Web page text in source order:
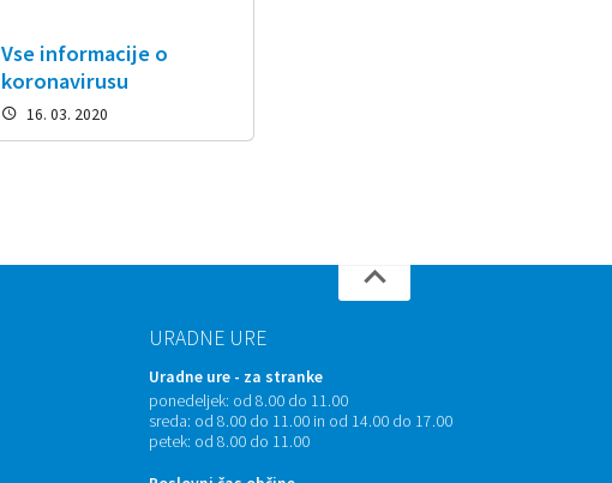
Vse informacije o
koronavirusu
16. 03. 2020
URADNE URE
Uradne ure - za stranke
ponedeljek: od 8.00 do 11.00
sreda: od 8.00 do 11.00 in od 14.00 do 17.00
petek: od 8.00 do 11.00